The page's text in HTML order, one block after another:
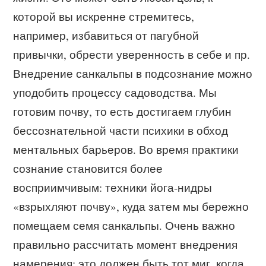
которой вы искренне стремитесь,
например, избавиться от пагубной
привычки, обрести уверенность в себе и пр.
Внедрение санкальпы в подсознание можно
уподобить процессу садоводства. Мы
готовим почву, то есть достигаем глубин
бессознательной части психики в обход
ментальных барьеров. Во время практики
сознание становится более
восприимчивым: техники йога-нидры
«взрыхляют почву», куда затем мы бережно
помещаем семя санкальпы. Очень важно
правильно рассчитать момент внедрения